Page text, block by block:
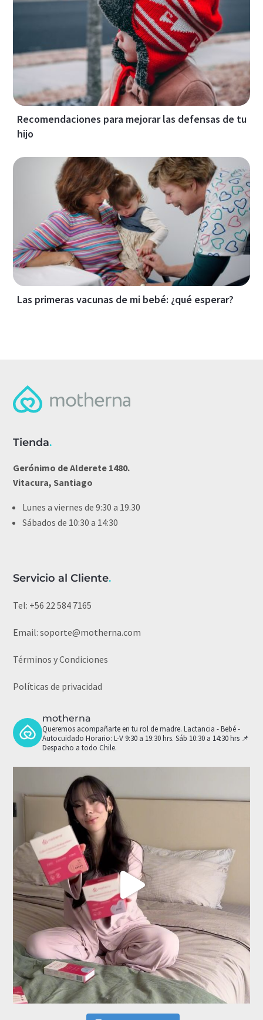
Recomendaciones para mejorar las defensas de tu
hijo
Las primeras vacunas de mi bebé: ¿qué esperar?
Tienda.
Gerónimo de Alderete 1480.
Vitacura, Santiago
Lunes a viernes de 9:30 a 19.30
Sábados de 10:30 a 14:30
Servicio al Cliente.
Tel: +56 22 584 7165
Email:soporte@motherna.com
Términos y Condiciones
Políticas de privacidad
motherna
Queremos acompañarte en tu rol de madre. Lactancia - Bebé -
Autocuidado Horario: L-V 9:30 a 19:30 hrs. Sáb 10:30 a 14:30 hrs 📌
Despacho a todo Chile.